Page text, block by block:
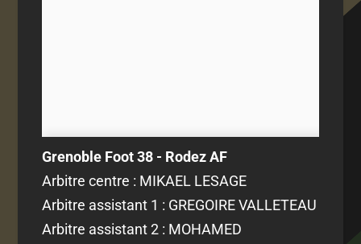
Grenoble Foot 38 - Rodez AF
Arbitre centre : MIKAEL LESAGE
Arbitre assistant 1 : GREGOIRE VALLETEAU
Arbitre assistant 2 : MOHAMED